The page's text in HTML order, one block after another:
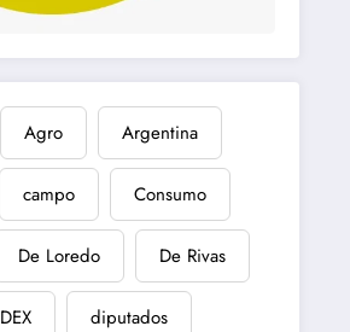
Agro Argentina
campo Consumo
De Loredo De Rivas
DEX diputados